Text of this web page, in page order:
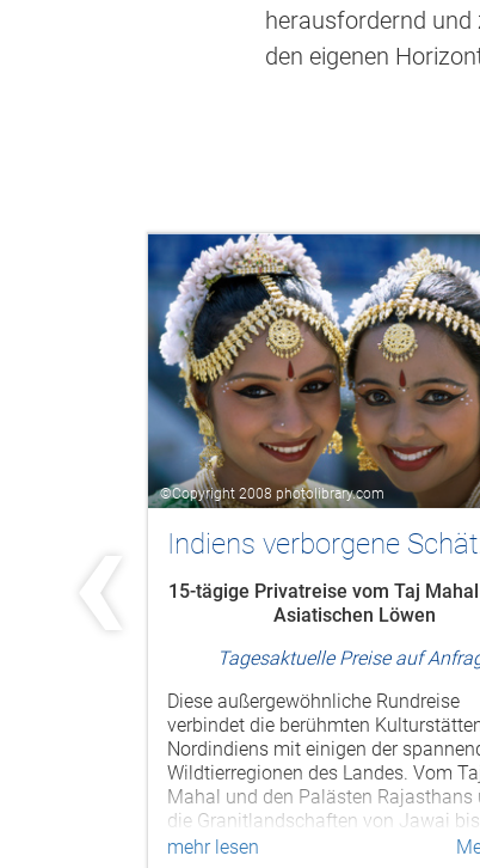
herausfordernd und
den eigenen
Indien, Bhutan & Dubai
Rundreise - Kultur,
& Strand
14-tägige private Rundreise ab
ab € 3.815,-
Diese abwechslungsreiche
Dubai Rundreise verbindet die
Höhepunkte Nordindiens mit den
Landschaften Bhutans und einem
‹